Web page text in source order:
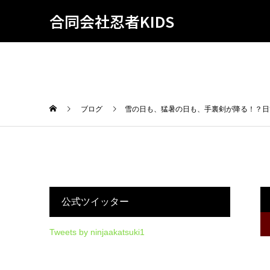
合同会社忍者KIDS
ブログ 雪の日も、猛暑の日も、手裏剣が降る！？
公式ツイッター
Tweets by ninjaakatsuki1